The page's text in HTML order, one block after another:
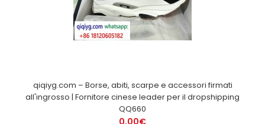
qiqiyg.com – Borse, abiti, scarpe e accessori firmati
all'ingrosso | Fornitore cinese leader per il dropshipping
QQ660
0,00€